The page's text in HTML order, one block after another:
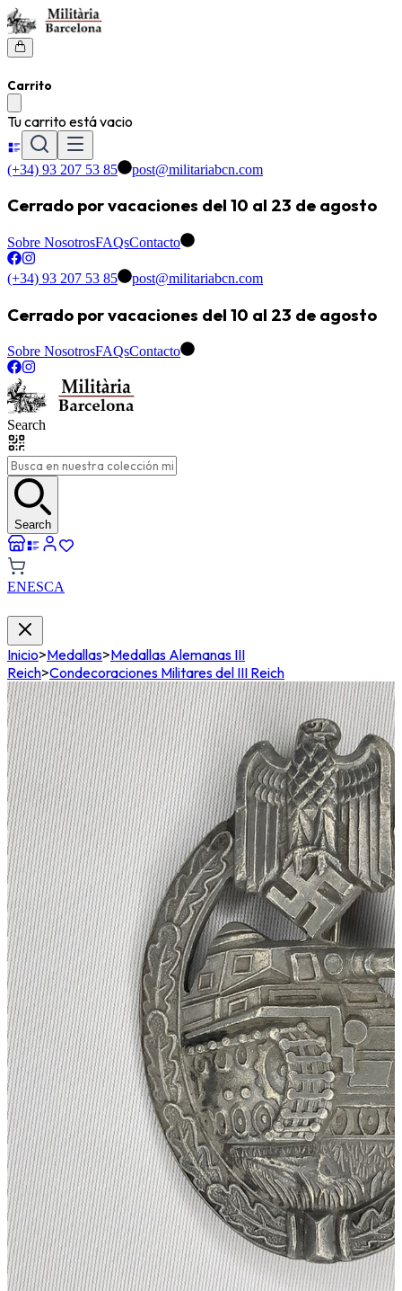
Carrito
Tu carrito está vacio
(+34) 93 207 53 85 post@militariabcn.com
Cerrado por vacaciones del 10 al 23 de agosto
Sobre NosotrosFAQsContacto
(+34) 93 207 53 85 post@militariabcn.com
Cerrado por vacaciones del 10 al 23 de agosto
Sobre NosotrosFAQsContacto
Search
Search
ENESCA
Inicio>Medallas>Medallas Alemanas III
Reich>Condecoraciones Militares del III Reich